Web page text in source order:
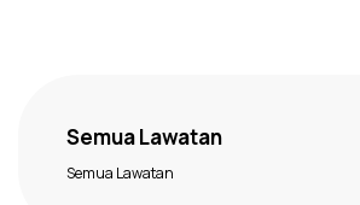
Semua Lawatan
Semua Lawatan